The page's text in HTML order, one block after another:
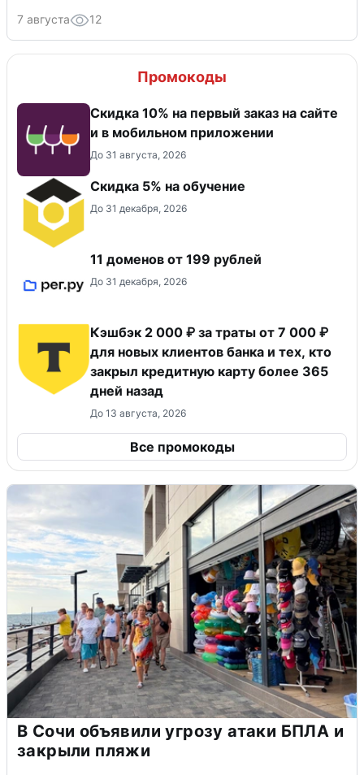
7 августа 12
Промокоды
Скидка 10% на первый заказ на сайте
и в мобильном приложении
До 31 августа, 2026
Скидка 5% на обучение
До 31 декабря, 2026
11 доменов от 199 рублей
До 31 декабря, 2026
Кэшбэк 2 000 ₽ за траты от 7 000 ₽
для новых клиентов банка и тех, кто
закрыл кредитную карту более 365
дней назад
До 13 августа, 2026
Все промокоды
В Сочи объявили угрозу атаки БПЛА и
закрыли пляжи